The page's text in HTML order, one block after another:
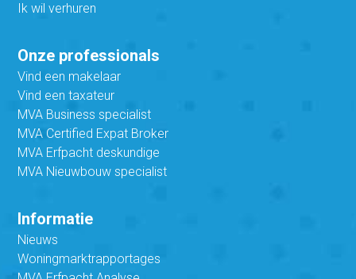
Ik wil verhuren
Onze professionals
Vind een makelaar
Vind een taxateur
MVA Business specialist
MVA Certified Expat Broker
MVA Erfpacht deskundige
MVA Nieuwbouw specialist
Informatie
Nieuws
Woningmarktrapportages